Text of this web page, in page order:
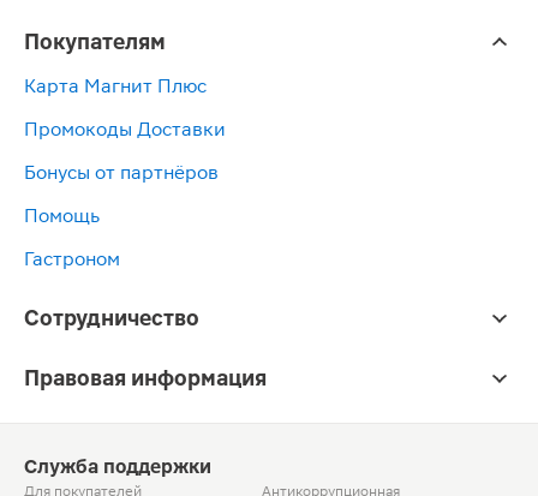
Покупателям
Карта Магнит Плюс
Промокоды Доставки
Бонусы от партнёров
Помощь
Гастроном
Сотрудничество
Правовая информация
Служба поддержки
Для покупателей Антикоррупционная